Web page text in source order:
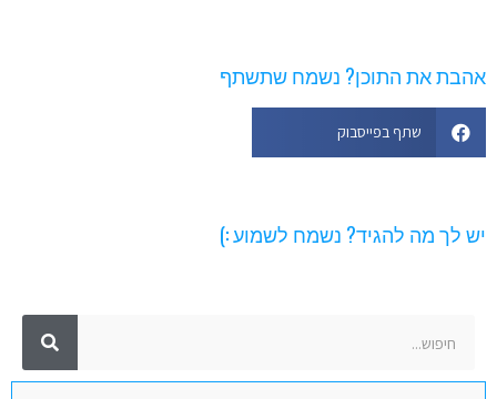
את התוכן? נשמח שתשתף
שתף בפייסבוק
לך מה להגיד? נשמח לשמוע :)